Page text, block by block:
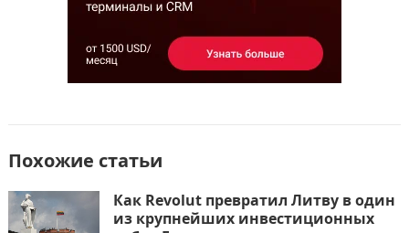
Похожие статьи
Как Revolut превратил Литву в один
из крупнейших инвестиционных